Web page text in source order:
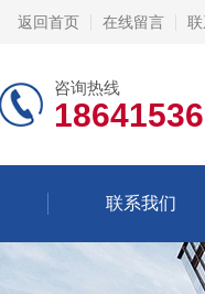
返回首页 在线留言
咨询热线
联系我们